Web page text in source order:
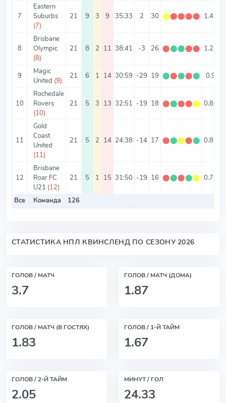
7
Eastern
Suburbs
(7)
21 9 3 9 35:33 2 30 ⬤⬤⬤⬤⬤ 1.43
8
Brisbane
Olympic
(8)
21 8 2 11 38:41 -3 26 ⬤⬤⬤⬤⬤ 1.24
9
Magic
United (9)
21 6 1 14 30:59 -29 19 ⬤⬤⬤⬤⬤ 0.9
10
Rochedale
Rovers
(10)
21 5 3 13 32:51 -19 18 ⬤⬤⬤⬤⬤ 0.86
11
Gold
Coast
United
(11)
21 5 2 14 24:38 -14 17 ⬤⬤⬤⬤⬤ 0.81
12
Brisbane
Roar FC
U21 (12)
21 5 1 15 31:50 -19 16 ⬤⬤⬤⬤⬤ 0.76
Все Команда 126
СТАТИСТИКА НПЛ КВИНСЛЕНД ПО СЕЗОНУ 2026
ГОЛОВ / МАТЧ
3.7
ГОЛОВ / МАТЧ (ДОМА)
1.87
ГОЛОВ / МАТЧ (В ГОСТЯХ)
1.83
ГОЛОВ / 1-Й ТАЙМ
1.67
ГОЛОВ / 2-Й ТАЙМ
2.05
МИНУТ / ГОЛ
24.33